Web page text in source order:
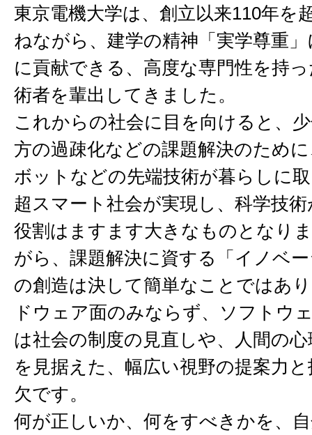
東京電機大学は、創立以来110年を
ねながら、建学の精神「実学尊重
に貢献できる、高度な専門性を持
術者を輩出してきました。
これからの社会に目を向けると、
方の過疎化などの課題解決のため
ボットなどの先端技術が暮らしに
超スマート社会が実現し、科学技
役割はますます大きなものとなり
がら、課題解決に資する「イノベ
の創造は決して簡単なことではあ
ドウェア面のみならず、ソフトウ
は社会の制度の見直しや、人間の
を見据えた、幅広い視野の提案力
欠です。
何が正しいか、何をすべきかを、